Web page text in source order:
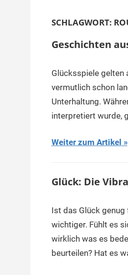
SCHLAGWORT:
Geschichten
Glücksspiele gelten
vermutlich schon
Unterhaltung.
interpretiert wurde,
Weiter zum Artikel
Glück: Die
Ist das Glück
wichtiger. Fühlt es
wirklich was es
beurteilen? Hat es